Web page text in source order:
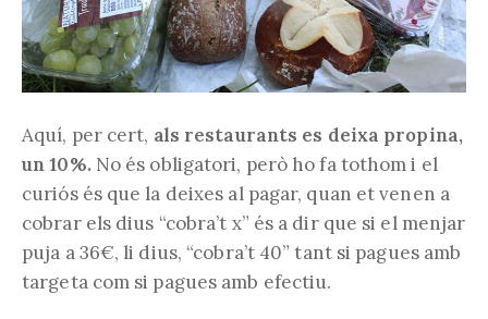
Aquí, per cert, als restaurants es deixa propina,
un 10%.No és obligatori, però ho fa tothom i el
curiós és que la deixes al pagar, quan et venen a
cobrar els dius “cobra’t x” és a dir que si el menjar
puja a 36€, li dius, “cobra’t 40” tant si pagues amb
targeta com si pagues amb efectiu.